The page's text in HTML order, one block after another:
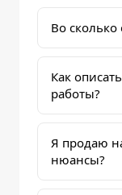
Во сколько
Как
работы?
Я продаю
нюансы?